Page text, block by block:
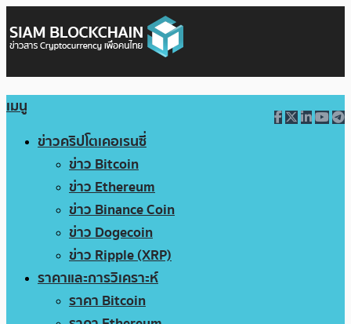
เมนู
ข่าวคริปโตเคอเรนซี่
ข่าว Bitcoin
ข่าว Ethereum
ข่าว Binance Coin
ข่าว Dogecoin
ข่าว Ripple (XRP)
ราคาและการวิเคราะห์
ราคา Bitcoin